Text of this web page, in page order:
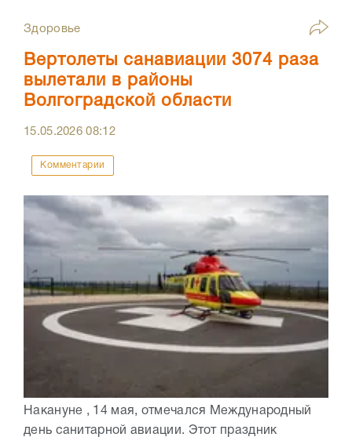
Здоровье
Вертолеты санавиации 3074 раза
вылетали в районы
Волгоградской области
15.05.202608:12
Комментарии
Накануне , 14 мая, отмечался Международный
день санитарной авиации. Этот праздник